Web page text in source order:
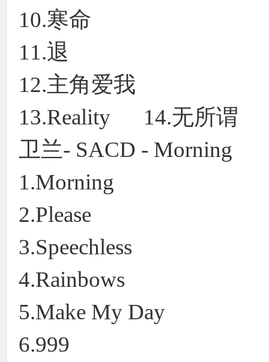
10.寒命
11.退
12.主角爱我
13.Reality 14.无所谓
卫兰- SACD - Morning
1.Morning
2.Please
3.Speechless
4.Rainbows
5.Make My Day
6.999